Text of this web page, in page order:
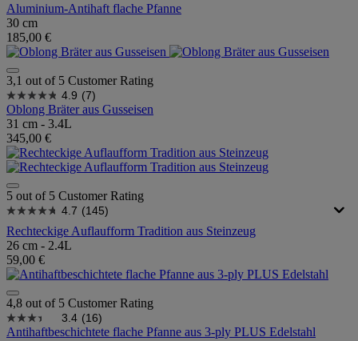
Aluminium-Antihaft flache Pfanne
30 cm
185,00 €
3,1 out of 5 Customer Rating
4.9 (7)
Oblong Bräter aus Gusseisen
31 cm - 3.4L
345,00 €
5 out of 5 Customer Rating
4.7 (145)
Rechteckige Auflaufform Tradition aus Steinzeug
26 cm - 2.4L
59,00 €
4,8 out of 5 Customer Rating
3.4 (16)
Antihaftbeschichtete flache Pfanne aus 3-ply PLUS Edelstahl